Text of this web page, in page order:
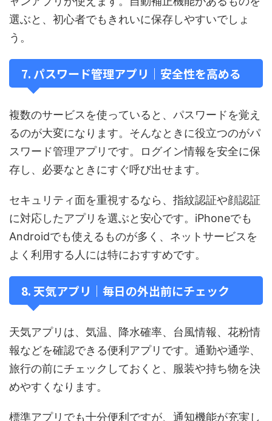
選ぶと、初心者でもきれいに保存しやすいでしょ
う。
7. パスワード管理アプリ｜安全性を高める
複数のサービスを使っていると、パスワードを覚え
るのが大変になります。そんなときに役立つのがパ
スワード管理アプリです。ログイン情報を安全に保
存し、必要なときにすぐ呼び出せます。
セキュリティ面を重視するなら、指紋認証や顔認証
に対応したアプリを選ぶと安心です。iPhoneでも
Androidでも使えるものが多く、ネットサービスを
よく利用する人には特におすすめです。
8. 天気アプリ｜毎日の外出前にチェック
天気アプリは、気温、降水確率、台風情報、花粉情
報などを確認できる便利アプリです。通勤や通学、
旅行の前にチェックしておくと、服装や持ち物を決
めやすくなります。
標準アプリでも十分便利ですが、通知機能が充実し